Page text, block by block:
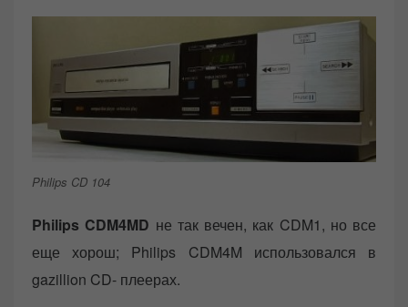
Philips CD 104
Philips CDM4MD не так вечен, как CDM1, но все
еще хорош; Philips CDM4M использовался в
gazillion CD- плеерах.